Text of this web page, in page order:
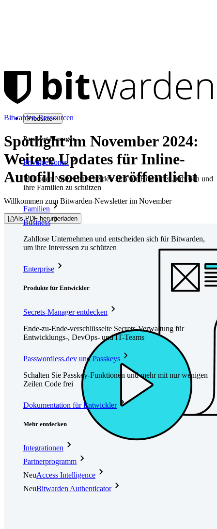
Produkte
Passwort-Manager
Privatpersonen
Millionen Nutzer entscheiden sich für Bitwarden, um sich und
ihre Familien zu schützen
Familien
Business
Zahllose Unternehmen und entscheiden sich für Bitwarden,
um ihre Interessen zu schützen
Enterprise
Produkte für Entwickler
Secrets-Manager entdecken
Ende-zu-Ende-verschlüsselte Secrets-Verwaltung für
Entwicklungs-, DevOps- und IT-Teams
Passwordless.dev und Passkeys
Schalten Sie Passkey-Funktionen und mehr mit nur wenigen
Zeilen Code frei
Dokumentation für Entwickler
Mehr entdecken
Integrationen
Partnerprogramm
NeuAccess Intelligence
NeuBitwarden Authenticator
Bitwarden-Ressourcen
Spotlight im November 2024:
Weitere Updates für Inline-
Autofill soeben veröffentlicht
Willkommen zum Bitwarden-Newsletter im November
Als PDF herunterladen